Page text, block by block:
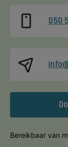
050
Bereikbaar van